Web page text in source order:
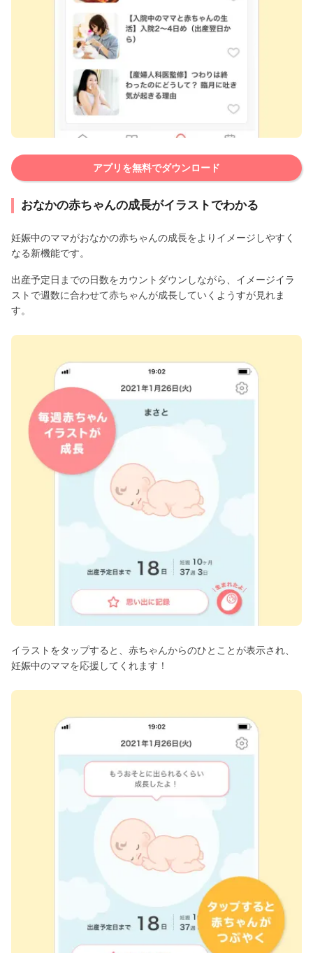
アプリを無料でダウンロード
おなかの赤ちゃんの成長がイラストでわかる
妊娠中のママがおなかの赤ちゃんの成長をよりイメージしやすく
なる新機能です。
出産予定日までの日数をカウントダウンしながら、イメージイラ
ストで週数に合わせて赤ちゃんが成長していくようすが見れま
す。
イラストをタップすると、赤ちゃんからのひとことが表示され、
妊娠中のママを応援してくれます！